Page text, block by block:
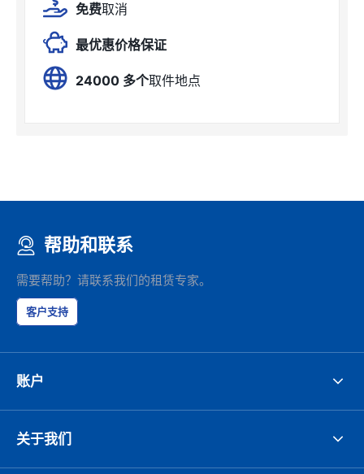
免费取消
最优惠价格保证
24000 多个取件地点
帮助和联系
需要帮助？请联系我们的租赁专家。
客户支持
账户
关于我们